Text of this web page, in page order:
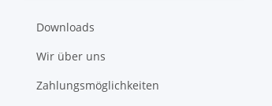
Downloads
Wir über uns
Zahlungsmöglichkeiten